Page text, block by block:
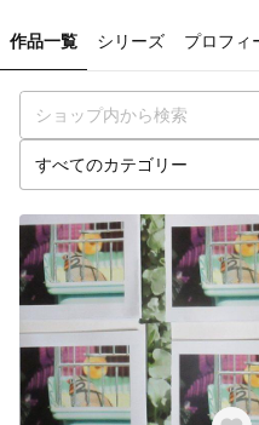
作品一覧 シリーズ プロフィ